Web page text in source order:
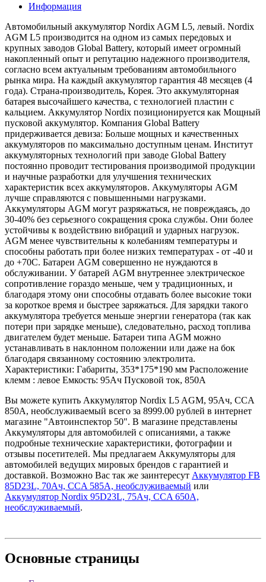
Информация
Автомобильный аккумулятор Nordix AGM L5, левый. Nordix
AGM L5 производится на одном из самых передовых и
крупных заводов Global Battery, который имеет огромный
накопленный опыт и репутацию надежного производителя,
согласно всем актуальным требованиям автомобильного
рынка мира. На каждый аккумулятор гарантия 48 месяцев (4
года). Страна-производитель, Корея. Это аккумуляторная
батарея высочайшего качества, с технологией пластин с
кальцием. Аккумулятор Nordix позиционируется как Мощный
пусковой аккумулятор. Компания Global Battery
придерживается девиза: Больше мощных и качественных
аккумуляторов по максимально доступным ценам. Институт
аккумуляторных технологий при заводе Global Battery
постоянно проводит тестирования производимой продукции
и научные разработки для улучшения технических
характеристик всех аккумуляторов. Аккумуляторы AGM
лучше справляются с повышенными нагрузками.
Аккумуляторы AGM могут разряжаться, не повреждаясь, до
30-40% без серьезного сокращения срока службы. Они более
устойчивы к воздействию вибраций и ударных нагрузок.
AGM менее чувствительны к колебаниям температуры и
способны работать при более низких температурах - от -40 и
до +70С. Батареи AGM совершенно не нуждаются в
обслуживании. У батарей AGM внутреннее электрическое
сопротивление гораздо меньше, чем у традиционных, и
благодаря этому они способны отдавать более высокие токи
за короткое время и быстрее заряжаться. Для зарядки такого
аккумулятора требуется меньше энергии генератора (так как
потери при зарядке меньше), следовательно, расход топлива
двигателем будет меньше. Батареи типа AGM можно
устанавливать в наклонном положении или даже на бок
благодаря связанному состоянию электролита.
Характеристики: Габариты, 353*175*190 мм Расположение
клемм : левое Емкость: 95Ач Пусковой ток, 850А
Вы можете купить Аккумулятор Nordix L5 AGM, 95Ач, CCA
850А, необслуживаемый всего за 8999.00 рублей в интернет
магазине "Автоинспектор 50". В магазине представлены
Аккумуляторы для автомобилей с описаниями, а также
подробные технические характеристики, фотографии и
отзывы посетителей. Мы предлагаем Аккумуляторы для
автомобилей ведущих мировых брендов с гарантией и
доставкой. Возможно Вас так же заинтересут Аккумулятор FB
85D23L, 70Ач, CCA 585А, необслуживаемый или
Аккумулятор Nordix 95D23L, 75Ач, CCA 650А,
необслуживаемый.
Основные страницы